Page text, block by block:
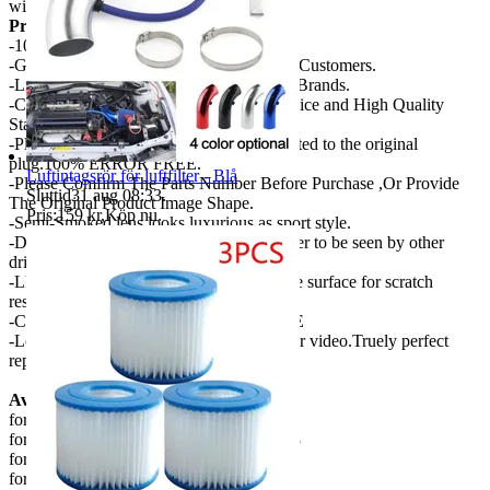
without any professional help.
Product Description:
-100% New,100% Factory tested.
-Global Leading Brands ,Popular Among Customers.
-Lifetime Tech Support From HochiTech Brands.
-Competitive Price With Professional Service and High Quality
Standard.
-Plug and play installation,directly connected to the original
plug.100% ERROR FREE.
-Please Comfirm The Parts Number Before Purchase ,Or Provide
The Original Product Image Shape.
-Semi-Smoked lens,looks luxurious as sport style.
-Dynamic turn signal,scroll smoothly.Easier to be seen by other
drivers when you are turning right/left.
-LED technology,more durable.With matte surface for scratch
resistant.
-Certificate: IP67 E-Mark, CE, DOT, SAE
-Looks perfect at day and night! Watch our video.Truely perfect
replacement!
Available models:
for Volkswagen Golf 5 MK5 2003-2008
for Volkswagen Golf 5 Variant 2007-2008
for Volkswagen GTI MK5 2004-2008
for Volkswagen EOS 2006-2008
Luftintagsrör för luftfilter - Blå
Sluttid31 aug 08:33.
Pris:159 kr,Köp nu.